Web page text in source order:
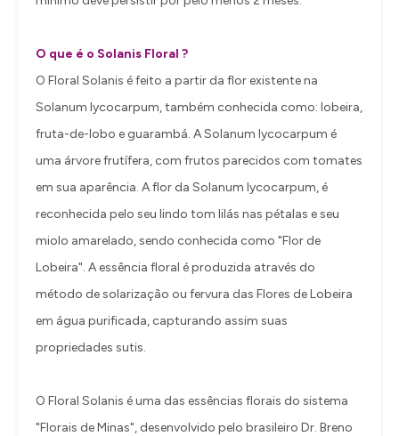
O que é o Solanis Floral ?
O Floral Solanis é feito a partir da flor existente na
Solanum lycocarpum, também conhecida como: lobeira,
fruta-de-lobo e guarambá. A Solanum lycocarpum é
uma árvore frutífera, com frutos parecidos com tomates
em sua aparência. A flor da Solanum lycocarpum, é
reconhecida pelo seu lindo tom lilás nas pétalas e seu
miolo amarelado, sendo conhecida como "Flor de
Lobeira". A essência floral é produzida através do
método de solarização ou fervura das Flores de Lobeira
em água purificada, capturando assim suas
propriedades sutis.
O Floral Solanis é uma das essências florais do sistema
"Florais de Minas", desenvolvido pelo brasileiro Dr. Breno